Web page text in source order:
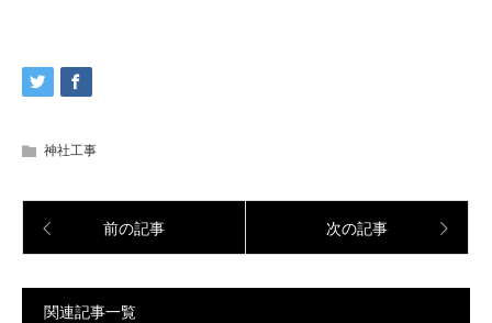
神社工事
前の記事 次の記事
関連記事一覧